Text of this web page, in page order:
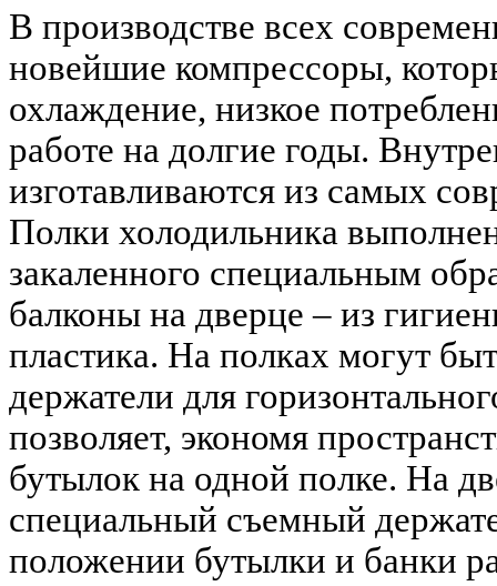
В производстве всех
новейшие компрессоры,
охлаждение, низкое
работе на долгие годы.
изготавливаются из самых
Полки холодильника
закаленного специальным
балконы на дверце – из
пластика. На полках могут
держатели для
позволяет, экономя
бутылок на одной полке. На
специальный съемный
положении бутылки и банки